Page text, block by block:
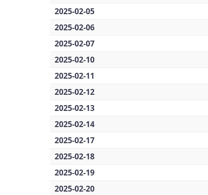
2025-02-05
2025-02-06
2025-02-07
2025-02-10
2025-02-11
2025-02-12
2025-02-13
2025-02-14
2025-02-17
2025-02-18
2025-02-19
2025-02-20